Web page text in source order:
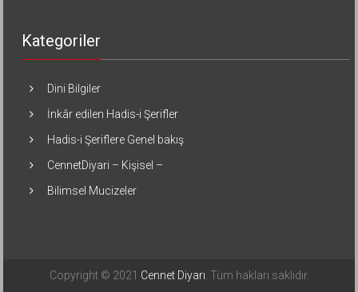
Kategoriler
Dini Bilgiler
İnkâr edilen Hadis-i Şerifler
Hadis-i Şeriflere Genel bakış
CennetDiyari – Kişisel –
Bilimsel Mucizeler
Copyright © 2021 Cennet Diyarı . Tüm hakları saklıdır.